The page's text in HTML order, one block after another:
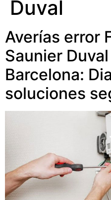
Duval
Averías error
Saunier
Barcelona:
soluciones